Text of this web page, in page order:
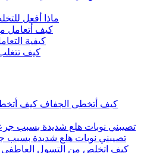
ماذا أفعل
كيف أتعامل
كيفية
كيف
كيف أتخطى الجفاف
تصيبني نوبات هلع شديدة